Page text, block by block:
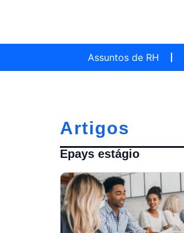
Assuntos de RH
Artigos
Epays estágio